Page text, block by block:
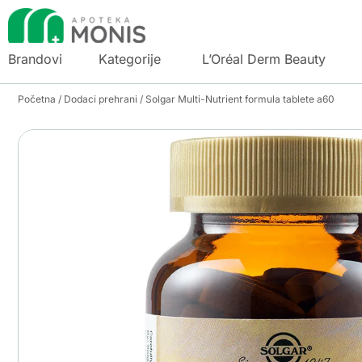
Brandovi Kategorije L’Oréal Derm Beauty
Početna / Dodaci prehrani / Solgar Multi-Nutrient formula tablete a60